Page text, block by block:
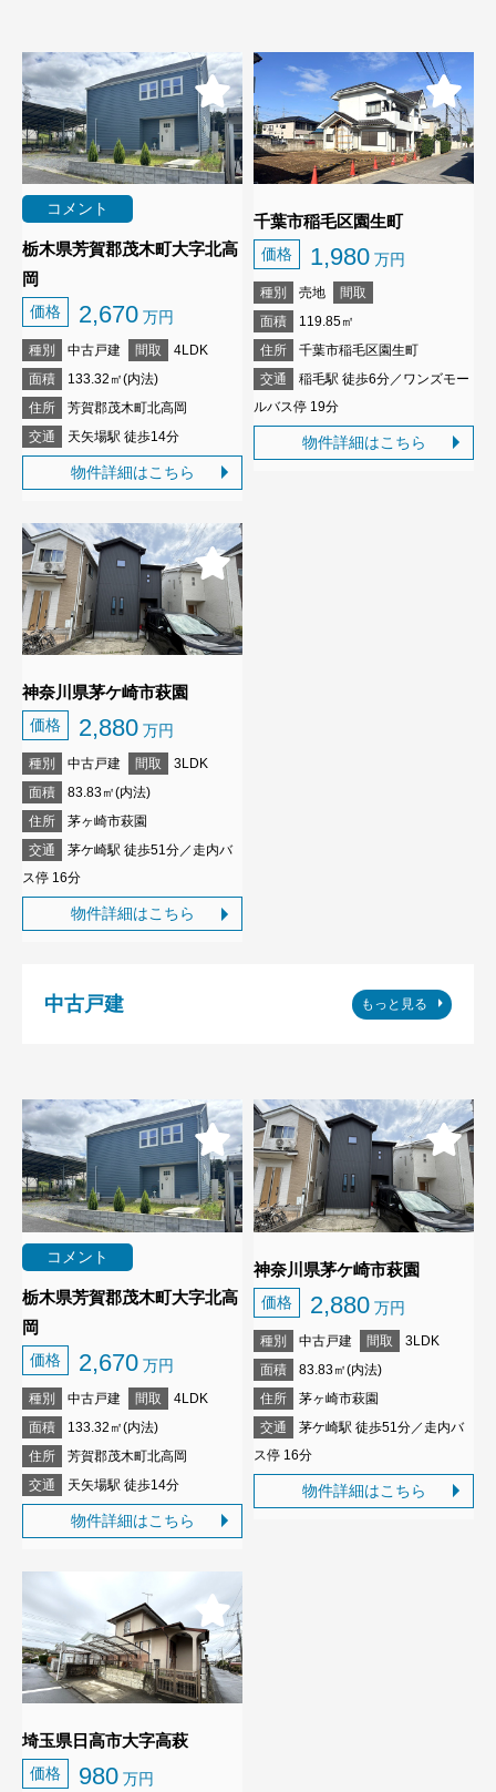
コメント
栃木県芳賀郡茂木町大字北高
岡
価格 2,670 万円
種別 中古戸建 間取
4LDK
面積
133.32㎡(内法)
住所
芳賀郡茂木町北高岡
交通
天矢場駅 徒歩14分
物件詳細はこちら
千葉市稲毛区園生町
価格 1,980 万円
種別 売地
間取
面積
119.85㎡
住所
千葉市稲毛区園生町
交通
稲毛駅 徒歩6分／ワンズモー
ルバス停 19分
物件詳細はこちら
神奈川県茅ケ崎市萩園
価格 2,880 万円
種別 中古戸建 間取
3LDK
面積
83.83㎡(内法)
住所
茅ヶ崎市萩園
交通
茅ケ崎駅 徒歩51分／走内バ
ス停 16分
物件詳細はこちら
中古戸建 もっと見る
コメント
栃木県芳賀郡茂木町大字北高
岡
価格 2,670 万円
種別 中古戸建 間取
4LDK
面積
133.32㎡(内法)
住所
芳賀郡茂木町北高岡
交通
天矢場駅 徒歩14分
物件詳細はこちら
神奈川県茅ケ崎市萩園
価格 2,880 万円
種別 中古戸建 間取
3LDK
面積
83.83㎡(内法)
住所
茅ヶ崎市萩園
交通
茅ケ崎駅 徒歩51分／走内バ
ス停 16分
物件詳細はこちら
埼玉県日高市大字高萩
価格 980 万円